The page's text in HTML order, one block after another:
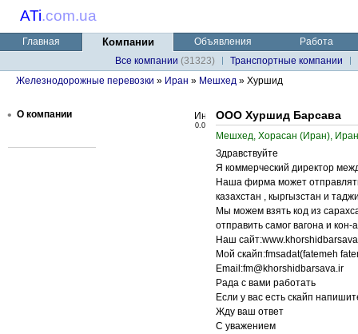
ATi.com.ua
Главная Компании Объявления
Работа
Все компании (31323)
Транспортные компании
Железнодорожные перевозки » Иран » Мешхед » Хуршид
• О компании
0.0
ООО Хуршид Барсава
Мешхед, Хорасан (Иран), Иран
Здравствуйте
Я коммерческий директор
Наша фирма может
казахстан , кыргызстан и
Мы можем взять код из
отправить самог вагона и кон-а
Наш
Мой скайп:fmsadat(fatemeh
Email:fm@khorshidbarsava.ir
Рада с вами работать
Если у вас есть скайп
Жду ваш ответ
С уважением